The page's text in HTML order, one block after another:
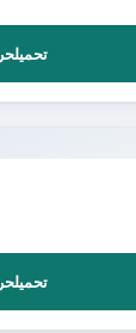
تحميلحر
تحميلحر